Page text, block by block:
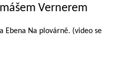
Vernerem
Ebena Na plovárně. (video se